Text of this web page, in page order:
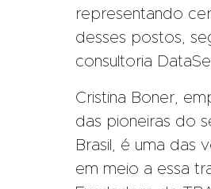
representando
desses postos,
consultoria
Cristina Boner,
das pioneiras do
Brasil
, é uma das
em meio a essa